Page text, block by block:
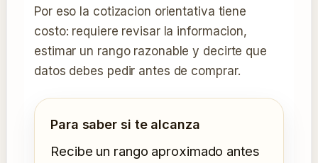
Por eso la cotizacion orientativa tiene
costo: requiere revisar la informacion,
estimar un rango razonable y decirte que
datos debes pedir antes de comprar.
Para saber si te alcanza
Recibe un rango aproximado antes